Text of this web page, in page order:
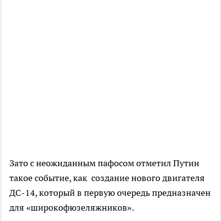
Зато с неожиданным пафосом отметил Путин
такое событие, как создание нового двигателя
ДС-14, который в первую очередь предназначен
для «широкофюзеляжников».